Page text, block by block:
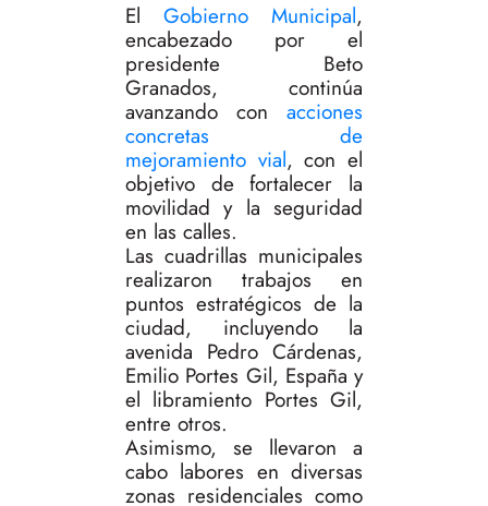
El Gobierno Municipal,
encabezado por el
presidente Beto
Granados, continúa
avanzando con acciones
concretas de
mejoramiento vial, con el
objetivo de fortalecer la
movilidad y la seguridad
en las calles.
Las cuadrillas municipales
realizaron trabajos en
puntos estratégicos de la
ciudad, incluyendo la
avenida Pedro Cárdenas,
Emilio Portes Gil, España y
el libramiento Portes Gil,
entre otros.
Asimismo, se llevaron a
cabo labores en diversas
zonas residenciales como